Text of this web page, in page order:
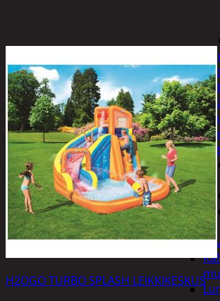
Auto, vene
H2OGO TURBO SPLASH LEIKKIKESKUS